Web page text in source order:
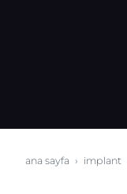
ana sayfa i̇mplant